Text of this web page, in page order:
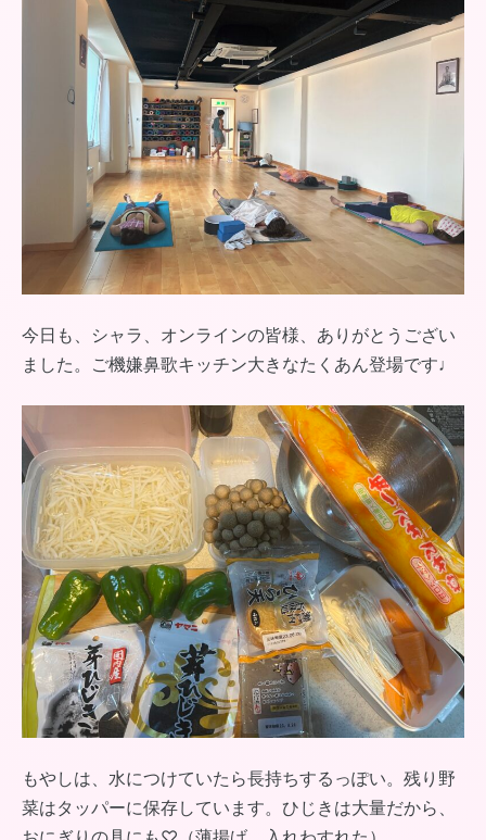
今日も、シャラ、オンラインの皆様、ありがとうござい
ました。ご機嫌鼻歌キッチン大きなたくあん登場です♩
もやしは、水につけていたら長持ちするっぽい。残り野
菜はタッパーに保存しています。ひじきは大量だから、